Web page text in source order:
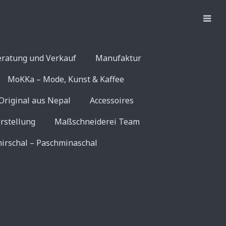
und Verkauf
Manufaktur
MoKKa – Mode, Kunst & Kaffee
aus Nepal
Accessoires
Maßschneiderei Team
– Paschminaschal